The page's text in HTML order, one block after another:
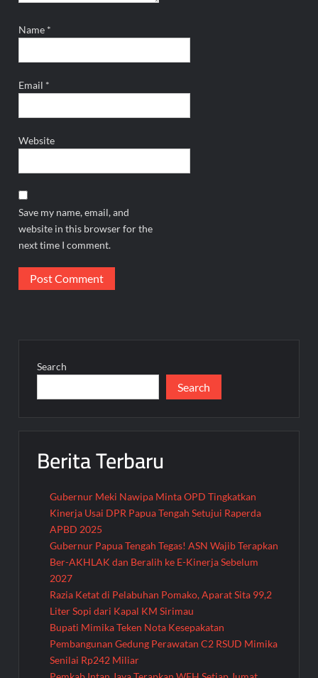
Name *
Email *
Website
Save my name, email, and
website in this browser for the
next time I comment.
Search
Search
Berita Terbaru
Gubernur Meki Nawipa Minta OPD Tingkatkan
Kinerja Usai DPR Papua Tengah Setujui Raperda
APBD 2025
Gubernur Papua Tengah Tegas! ASN Wajib Terapkan
Ber-AKHLAK dan Beralih ke E-Kinerja Sebelum
2027
Razia Ketat di Pelabuhan Pomako, Aparat Sita 99,2
Liter Sopi dari Kapal KM Sirimau
Bupati Mimika Teken Nota Kesepakatan
Pembangunan Gedung Perawatan C2 RSUD Mimika
Senilai Rp242 Miliar